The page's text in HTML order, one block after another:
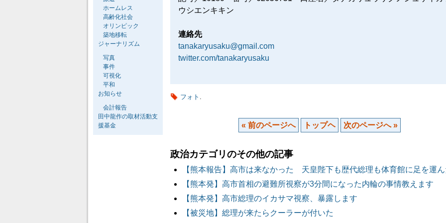
ウシエンキキン
連絡先
tanakaryusaku@gmail.com
twitter.com/tanakaryusaku
フォト .
« 前のページへ トップヘ 次のページへ »
政治カテゴリのその他の記事
【熊本報告】高市は来なかった 天皇陛下も歴代総理も体育館に足を運
【熊本発】高市首相の避難所視察が3分間になった内輪の事情教えます
【熊本発】高市総理のイカサマ視察、暴露します
【被災地】総理が来たらクーラーが付いた
ホームレス
高齢化社会
オリンピック
築地移転
ジャーナリズム
写真
事件
可視化
平和
お知らせ
会計報告
田中龍作の取材活動支
援基金